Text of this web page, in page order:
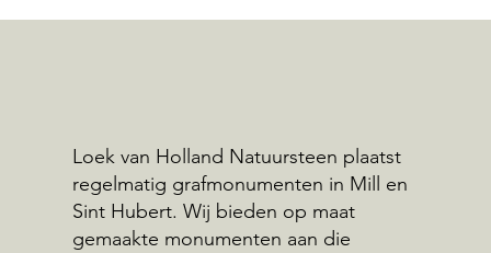
Loek van Holland Natuursteen plaatst
regelmatig grafmonumenten in Mill en
Sint Hubert. Wij bieden op maat
gemaakte monumenten aan die